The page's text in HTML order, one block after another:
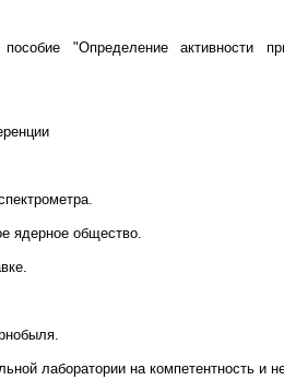
"Определение активности
ядерное общество.
лаборатории на компетентность и